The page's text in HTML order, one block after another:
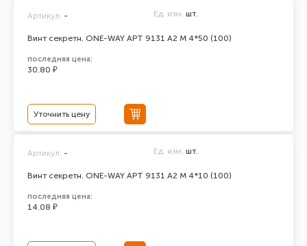
Винт секретн. ONE-WAY АРТ 9131 А2 M 4*50 (100)
Артикул: - Ед. изм. шт.
последняя цена:
30.80 ₽
Уточнить цену
Винт секретн. ONE-WAY АРТ 9131 А2 M 4*10 (100)
Артикул: - Ед. изм. шт.
последняя цена:
14.08 ₽